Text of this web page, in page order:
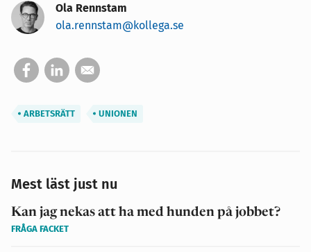
Ola Rennstam
ola.rennstam@kollega.se
ARBETSRÄTT UNIONEN
Mest läst just nu
Kan jag nekas att ha med hunden på jobbet?
FRÅGA FACKET